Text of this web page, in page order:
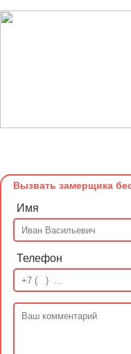
Вызвать замерщика
Имя
Телефон